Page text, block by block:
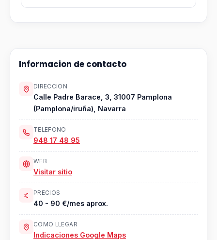
Informacion de contacto
DIRECCION
Calle Padre Barace, 3, 31007 Pamplona
(Pamplona/iruña), Navarra
TELEFONO
948 17 48 95
WEB
Visitar sitio
PRECIOS
40 - 90 €/mes aprox.
COMO LLEGAR
Indicaciones Google Maps